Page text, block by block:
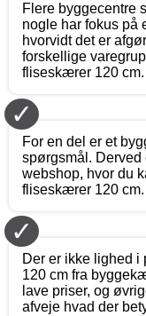
Flere byggecentre
nogle har fokus på
hvorvidt det er
forskellige
fliseskærer 120 cm.
✓
For en del er et
spørgsmål. Derved
webshop, hvor du
fliseskærer 120 cm.
✓
Der er ikke lighed
120 cm fra
lave priser, og
afveje hvad der